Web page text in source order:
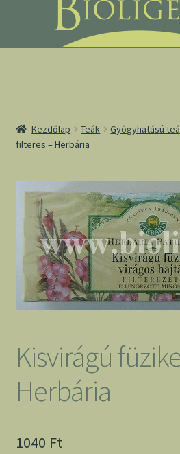
navigációhoz
tartalomba
Kezdőlap Teák Gyógyhatású
filteres – Herbária
Kisvirágú
Herbária
1040 Ft